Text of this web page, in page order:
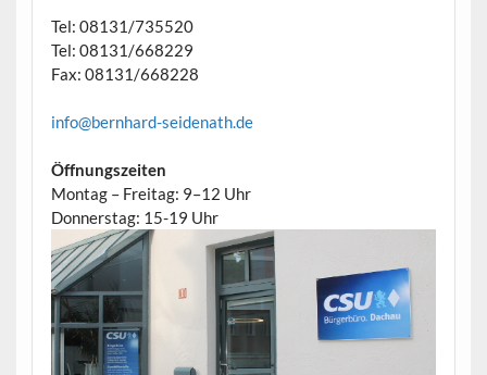
Tel: 08131/735520
Tel: 08131/668229
Fax: 08131/668228
info@bernhard-seidenath.de
Öffnungszeiten
Montag – Freitag: 9–12 Uhr
Donnerstag: 15-19 Uhr